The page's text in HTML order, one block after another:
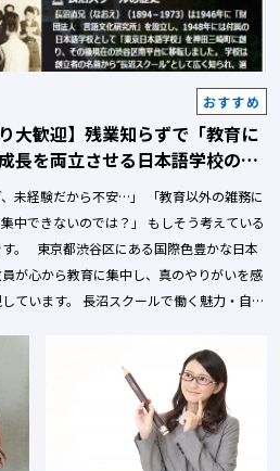
おすすめ
大歓迎】残業知らずで「教育に
長を両立させる日本語学校の説
ら不安…」 「教育以外の雑務に
では？」 もしそう考えている
な日本
が心から教育に集中し、真のやりがいを感
ルで働く魅力・自分
覆す！長沼スクール３つの魅力 【教員
るように】長沼スクールでは、教育以外の
を学習者の成長のために使える環境を整備